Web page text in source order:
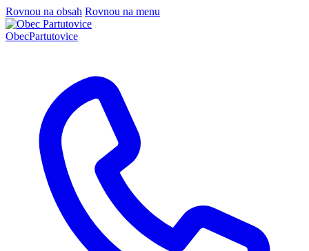
Rovnou na obsah Rovnou na menu
ObecPartutovice